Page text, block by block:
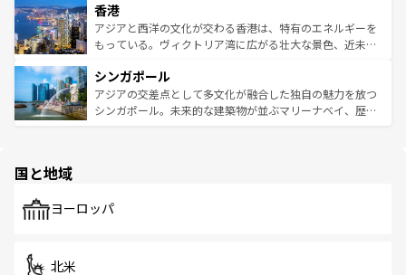
とつ。フォーやバインミー、ベトナムコーヒーなどは、ぜ
ひ現地で味わいたい。どの地域を訪れてもあたたかい人々
が旅行者を迎えてくれるので、きっと忘れられない旅にな
参照してほしい。
の活気が交差している。北部ではチェンマイなどの山岳地
帯で自然と触れ合い、南部ではプーケットやクラビの美し
いビーチでリゾート気分を楽しむことができる。タイ料理
激する。気候は一年中温暖で、どの季節にも異なる楽しみ
が待っている。親しみやすいタイの人々、仏教を中心とし
た文化、そして多様な観光資源が、訪れる旅人を魅了し続
香港
アジアと西洋の文化が交わる香港は、特有のエネルギーを
もっている。ヴィクトリア湾に広がる壮大な景色、近未来
み、どこを訪れても感動するはず。観光スポットが密集し
ており、効率よく見どころを回れるのも魅力。息をのむよ
うな絶景から文化的な体験まで、香港を存分に楽しみ尽く
シンガポール
アジアの交差点として多文化が融合した独自の魅力を放つ
シンガポール。未来的な建築物が並ぶマリーナベイ、歴史
で、ホーカーズは地元の風情を楽しめる外せないスポット
国と地域
ヨーロッパ
北米